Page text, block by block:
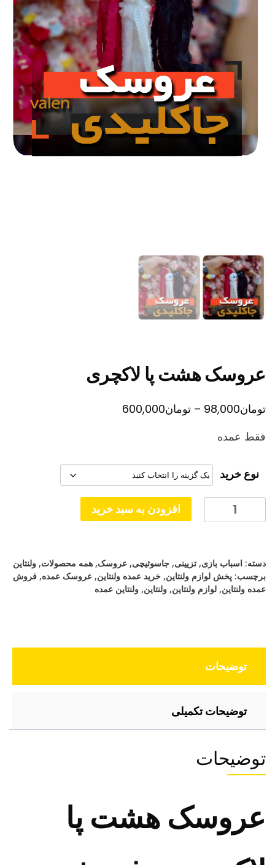
عروسک هشت پا لاکچری
تومان98,000
– تومان600,000
تا
تومان600,000
فقط عمده
نوع خرید
عروسک
هشت
عدد
افزودن به سبد خرید
دسته: اسباب بازی, تزیینی, جاسوئیچی, عروسک, همه محصولات, ولنتاین
برچسب: پخش لوازم ولنتاین, خرید عمده ولنتاین, عروسک عمده, فروش
عمده ولنتاین, لوازم ولنتاین, ولنتاین, ولنتاین عمده
توضیحات
توضیحات تکمیلی
توضیحات
عروسک هشت پا